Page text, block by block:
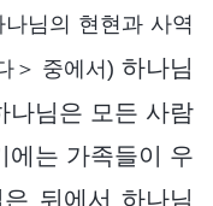
님의 현현과 사역
＞ 중에서) 하나님
나님은 모든 사람
에는 가족들이 우
뒤에서 하나님